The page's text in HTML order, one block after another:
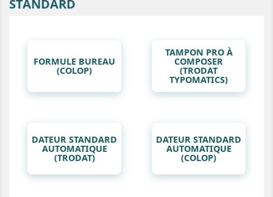
STANDARD
FORMULE BUREAU
(COLOP)
TAMPON PRO À
COMPOSER
(TRODAT
TYPOMATICS)
DATEUR STANDARD
AUTOMATIQUE
(TRODAT)
DATEUR STANDARD
AUTOMATIQUE
(COLOP)